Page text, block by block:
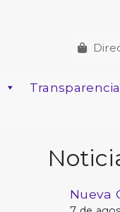
Transparencia
Nueva